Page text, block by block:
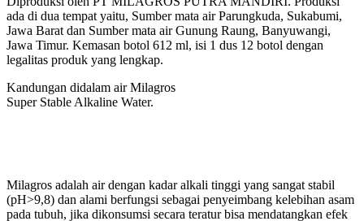
ada di dua tempat yaitu, Sumber mata air Parungkuda, Sukabumi,
Jawa Barat dan Sumber mata air Gunung Raung, Banyuwangi,
Jawa Timur. Kemasan botol 612 ml, isi 1 dus 12 botol dengan
legalitas produk yang lengkap.
Kandungan didalam air Milagros
Super Stable Alkaline Water.
Milagros adalah air dengan kadar alkali tinggi yang sangat stabil
(pH>9,8) dan alami berfungsi sebagai penyeimbang kelebihan asam
pada tubuh, jika dikonsumsi secara teratur bisa mendatangkan efek